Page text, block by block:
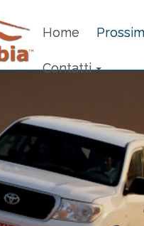
Home
Contatti